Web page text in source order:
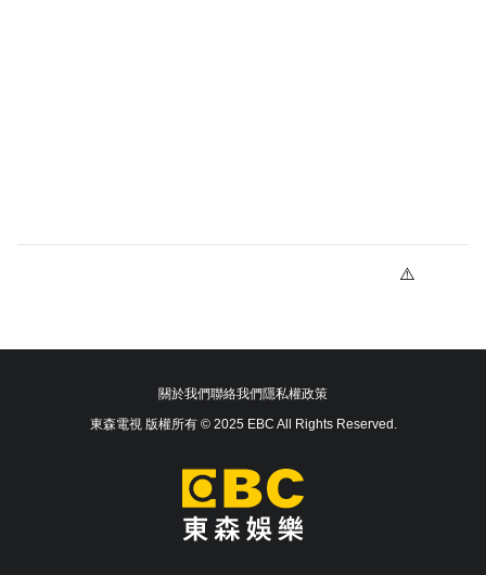
關於我們聯絡我們隱私權政策
東森電視 版權所有 © 2025 EBC All Rights Reserved.